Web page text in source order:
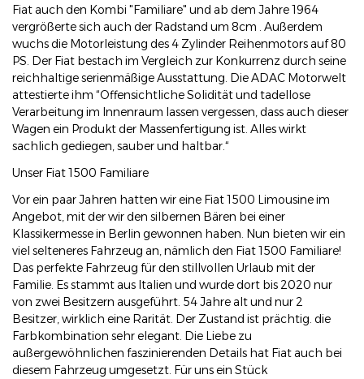
Fiat auch den Kombi "Familiare" und ab dem Jahre 1964
vergrößerte sich auch der Radstand um 8cm . Außerdem
wuchs die Motorleistung des 4 Zylinder Reihenmotors auf 80
PS. Der Fiat bestach im Vergleich zur Konkurrenz durch seine
reichhaltige serienmäßige Ausstattung. Die ADAC Motorwelt
attestierte ihm “Offensichtliche Solidität und tadellose
Verarbeitung im Innenraum lassen vergessen, dass auch dieser
Wagen ein Produkt der Massenfertigung ist. Alles wirkt
sachlich gediegen, sauber und haltbar.“
Unser Fiat 1500 Familiare
Vor ein paar Jahren hatten wir eine Fiat 1500 Limousine im
Angebot, mit der wir den silbernen Bären bei einer
Klassikermesse in Berlin gewonnen haben. Nun bieten wir ein
viel selteneres Fahrzeug an, nämlich den Fiat 1500 Familiare!
Das perfekte Fahrzeug für den stillvollen Urlaub mit der
Familie. Es stammt aus Italien und wurde dort bis 2020 nur
von zwei Besitzern ausgeführt. 54 Jahre alt und nur 2
Besitzer, wirklich eine Rarität. Der Zustand ist prächtig. die
Farbkombination sehr elegant. Die Liebe zu
außergewöhnlichen faszinierenden Details hat Fiat auch bei
diesem Fahrzeug umgesetzt. Für uns ein Stück